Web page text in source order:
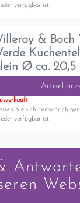
verfügbar ist.
& Boch
Ø ca. 20,5
Artikel
Sie sich
verfügbar ist.